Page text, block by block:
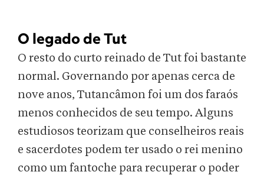
O legado de Tut
O resto do curto reinado de Tut foi bastante
normal. Governando por apenas cerca de
nove anos, Tutancâmon foi um dos faraós
menos conhecidos de seu tempo. Alguns
estudiosos teorizam que conselheiros reais
e sacerdotes podem ter usado o rei menino
como um fantoche para recuperar o poder